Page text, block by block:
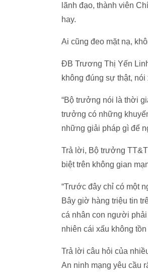
lãnh đạo, thành viên
hay.
Ai cũng đeo mặt nạ,
ĐB Trương Thị Yến
không đúng sự thật,
“Bộ trưởng nói là thời
trưởng có những
những giải pháp gì để
Trả lời, Bộ trưởng
biệt trên không gian
“Trước đây chỉ có một
Bây giờ hàng triệu tin
cá nhân con người
nhiên cái xấu không tồn
Trả lời câu hỏi của
An ninh mạng yêu cầu